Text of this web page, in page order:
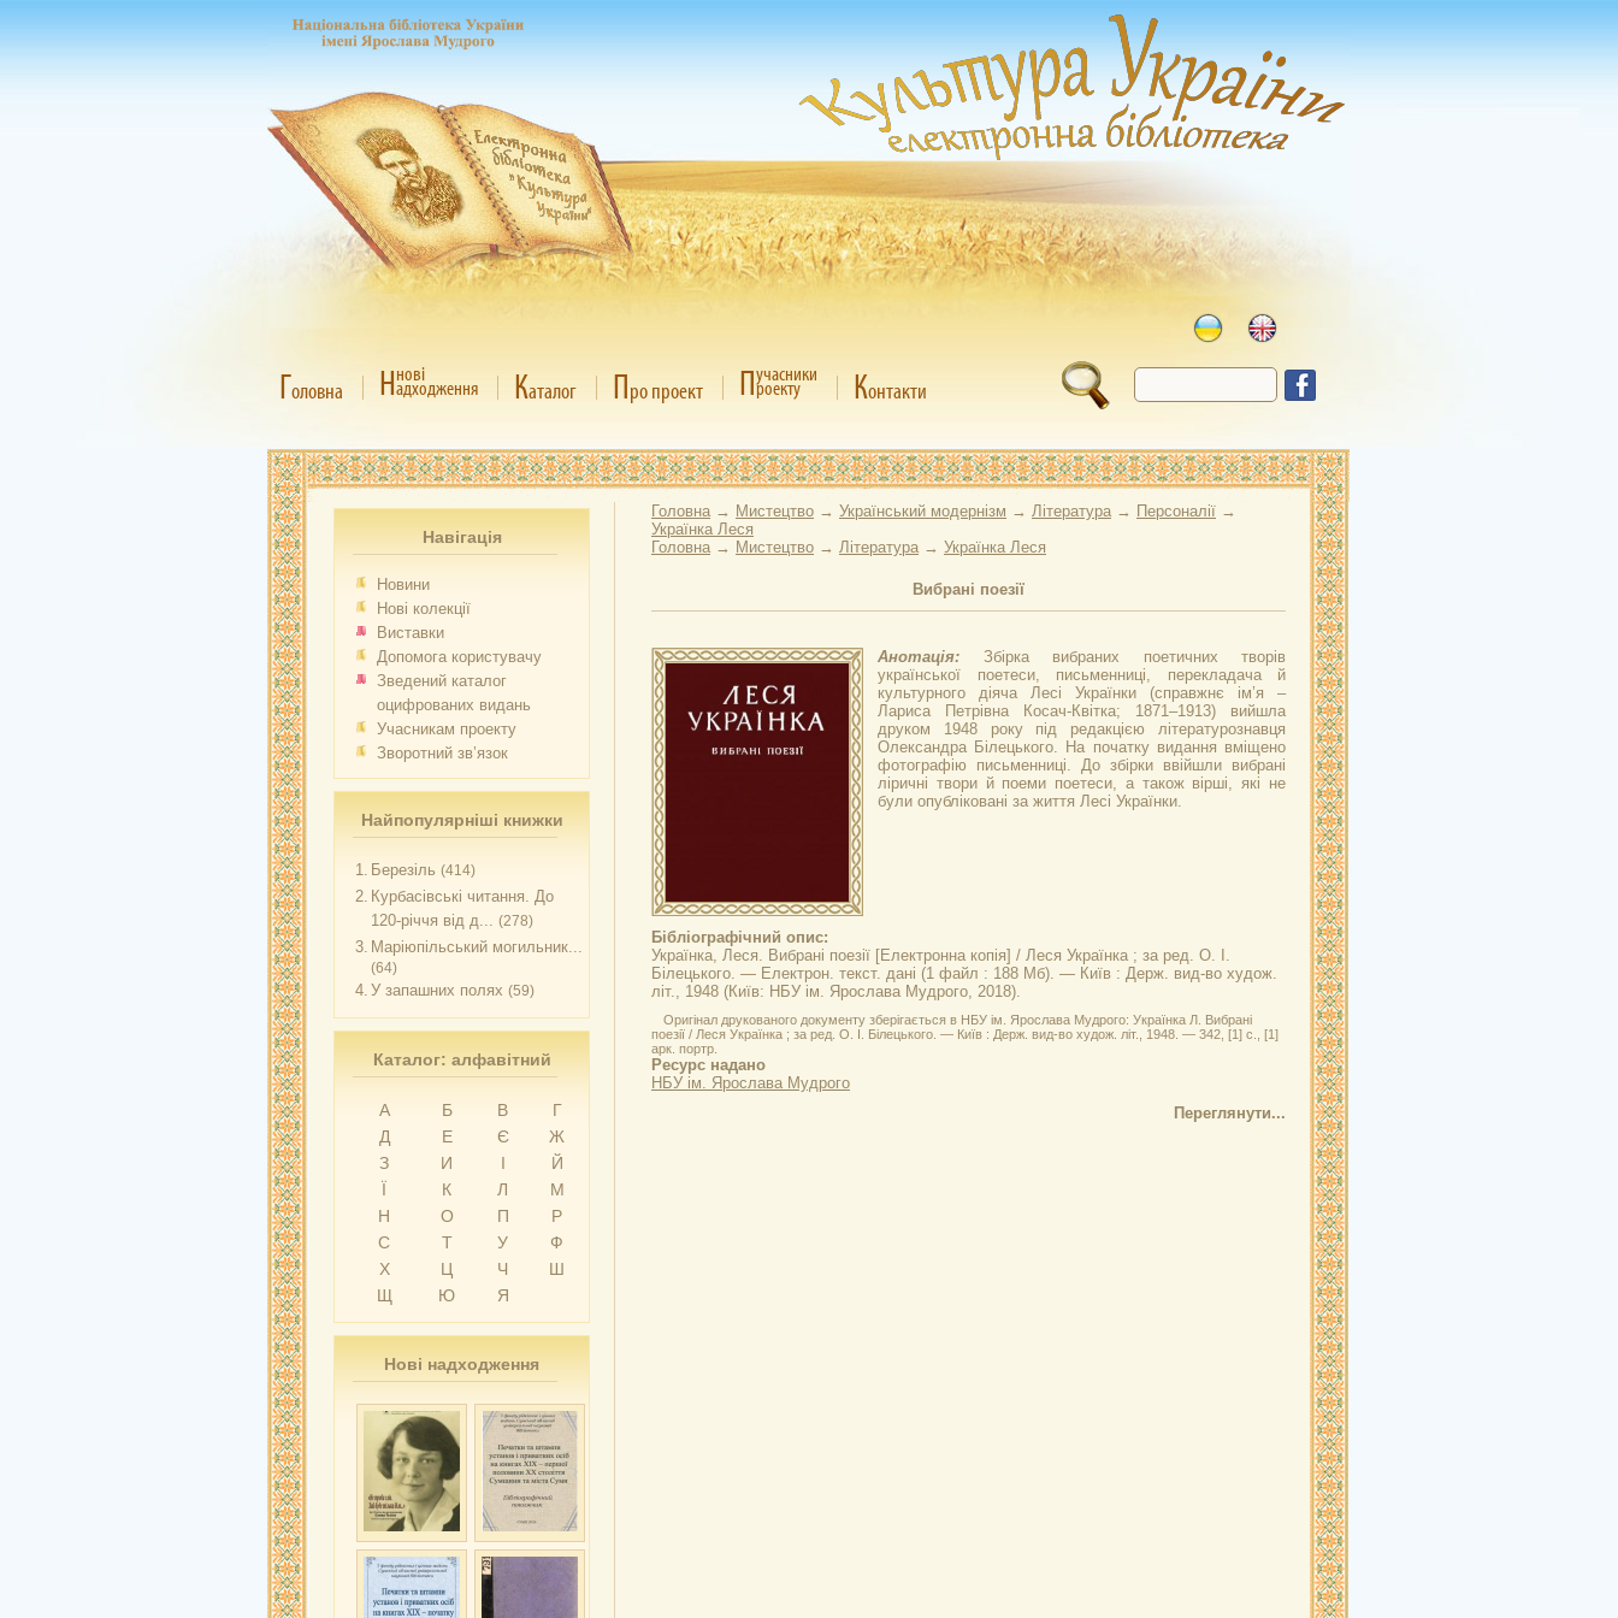
Головна Ннові
адходження Каталог Про проект Пучасники
роекту Контакти
Навігація
Новини
Нові колекції
Виставки
Допомога користувачу
Зведений каталог
оцифрованих видань
Учасникам проекту
Зворотний зв’язок
Найпопулярніші книжки
1. Березіль (414)
2. Курбасівські читання. До
120-річчя від д... (278)
3. Маріюпільський могильник...
(64)
4. У запашних полях (59)
Каталог: алфавітний
А Б В
Г
Д
Е Є
Ж
З
И І
Й
Ї
К Л
М
Н
О П
Р
С
Т У
Ф
Х
Ц Ч
Ш
Щ
Ю Я
Нові надходження
Головна → Мистецтво → Український модернізм → Література → Персоналії →
Українка Леся
Головна → Мистецтво → Література → Українка Леся
Вибрані поезії
Анотація: Збірка вибраних поетичних творів
української поетеси, письменниці, перекладача й
культурного діяча Лесі Українки (справжнє ім’я –
Лариса Петрівна Косач-Квітка; 1871–1913) вийшла
друком 1948 року під редакцією літературознавця
Олександра Білецького. На початку видання вміщено
фотографію письменниці. До збірки ввійшли вибрані
ліричні твори й поеми поетеси, а також вірші, які не
були опубліковані за життя Лесі Українки.
Бібліографічний опис:
Українка, Леся. Вибрані поезії [Електронна копія] / Леся Українка ; за ред. О. І.
Білецького. — Електрон. текст. дані (1 файл : 188 Мб). — Київ : Держ. вид-во худож.
літ., 1948 (Київ: НБУ ім. Ярослава Мудрого, 2018).
Оригінал друкованого документу зберігається в НБУ ім. Ярослава Мудрого: Українка Л. Вибрані
поезії / Леся Українка ; за ред. О. І. Білецького. — Київ : Держ. вид-во худож. літ., 1948. — 342, [1] с., [1]
арк. портр.
Ресурс надано
НБУ ім. Ярослава Мудрого
Переглянути...